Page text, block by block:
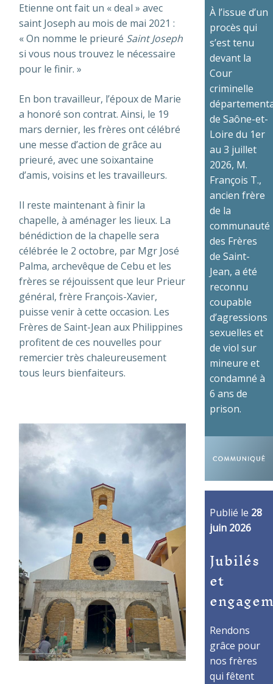
Etienne ont fait un « deal » avec
saint Joseph au mois de mai 2021 :
« On nomme le prieuré Saint Joseph
si vous nous trouvez le nécessaire
pour le finir. »
En bon travailleur, l’époux de Marie
a honoré son contrat. Ainsi, le 19
mars dernier, les frères ont célébré
une messe d’action de grâce au
prieuré, avec une soixantaine
d’amis, voisins et les travailleurs.
Il reste maintenant à finir la
chapelle, à aménager les lieux. La
bénédiction de la chapelle sera
célébrée le 2 octobre, par Mgr José
Palma, archevêque de Cebu et les
frères se réjouissent que leur Prieur
général, frère François-Xavier,
puisse venir à cette occasion. Les
Frères de Saint-Jean aux Philippines
profitent de ces nouvelles pour
remercier très chaleureusement
tous leurs bienfaiteurs.
À l’issue d’un
procès qui
s’est tenu
devant la
Cour
criminelle
de Saône-et-
Loire du 1er
au 3 juillet
2026, M.
François T.,
ancien frère
de la
communauté
des Frères
de Saint-
Jean, a été
reconnu
coupable
d’agressions
sexuelles et
de viol sur
mineure et
condamné à
6 ans de
prison.
Publié le 28
juin 2026
Jubilés
et
Rendons
grâce pour
nos frères
qui fêtent